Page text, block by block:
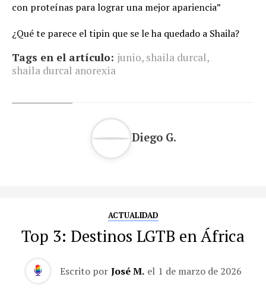
con proteínas para lograr una mejor apariencia”
¿Qué te parece el tipin que se le ha quedado a Shaila?
Tags en el artículo: junio, shaila durcal,
shaila durcal anorexia
Diego G.
ACTUALIDAD
Top 3: Destinos LGTB en África
Escrito por José M. el 1 de marzo de 2026